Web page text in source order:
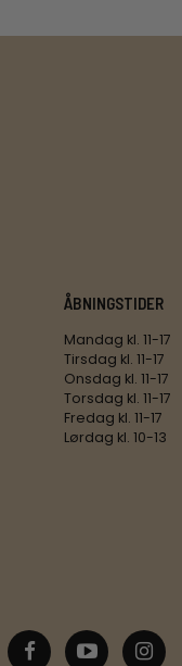
ÅBNINGSTIDER
Mandag kl. 11-17
Tirsdag kl. 11-17
Onsdag kl. 11-17
Torsdag kl. 11-17
Fredag kl. 11-17
Lørdag kl. 10-13